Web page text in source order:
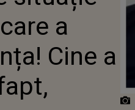
CONSTANȚA! CINE A
PROVOCAT, DE FAPT,
TRAGEDIA ÎN CARE O
UN BĂRBAT DE 34 DE ANI
AU MURIT
a
Cine a